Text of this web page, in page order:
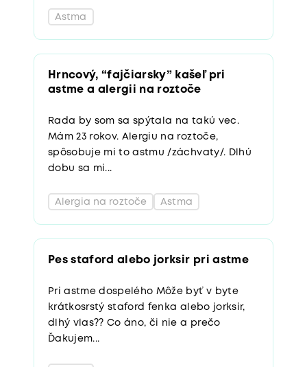
Astma
Hrncový, “fajčiarsky” kašeľ pri
astme a alergii na roztoče
Rada by som sa spýtala na takú vec.
Mám 23 rokov. Alergiu na roztoče,
spôsobuje mi to astmu /záchvaty/. Dlhú
dobu sa mi...
Alergia na roztoče Astma
Pes staford alebo jorksir pri astme
Pri astme dospelého Môže byť v byte
krátkosrstý staford fenka alebo jorksir,
dlhý vlas?? Co áno, či nie a prečo
Ďakujem...